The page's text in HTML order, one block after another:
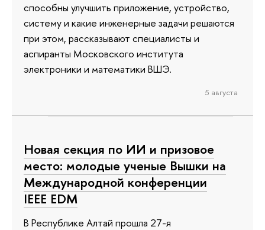
способны улучшить приложение, устройство,
систему и какие инженерные задачи решаются
при этом, рассказывают специалисты и
аспиранты Московского института
электроники и математики ВШЭ.
5 августа
Новая секция по ИИ и призовое
место: молодые ученые Вышки на
Международной конференции
IEEE EDM
В Республике Алтай прошла 27-я